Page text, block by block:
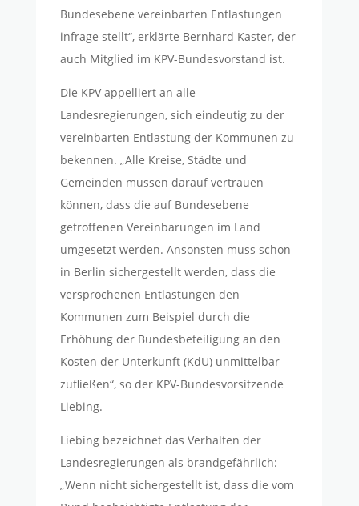
Bundesebene vereinbarten Entlastungen
infrage stellt“, erklärte Bernhard Kaster, der
auch Mitglied im KPV-Bundesvorstand ist.
Die KPV appelliert an alle
Landesregierungen, sich eindeutig zu der
vereinbarten Entlastung der Kommunen zu
bekennen. „Alle Kreise, Städte und
Gemeinden müssen darauf vertrauen
können, dass die auf Bundesebene
getroffenen Vereinbarungen im Land
umgesetzt werden. Ansonsten muss schon
in Berlin sichergestellt werden, dass die
versprochenen Entlastungen den
Kommunen zum Beispiel durch die
Erhöhung der Bundesbeteiligung an den
Kosten der Unterkunft (KdU) unmittelbar
zufließen“, so der KPV-Bundesvorsitzende
Liebing.
Liebing bezeichnet das Verhalten der
Landesregierungen als brandgefährlich:
„Wenn nicht sichergestellt ist, dass die vom